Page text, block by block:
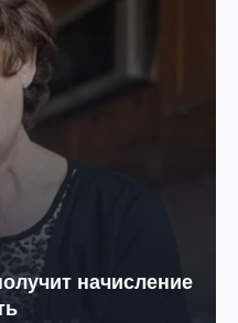
начисление